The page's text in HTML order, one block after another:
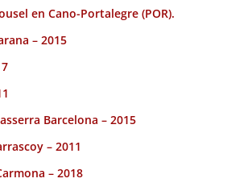
en Cano-Portalegre (POR).
– 2015
Barcelona – 2015
– 2011
– 2018